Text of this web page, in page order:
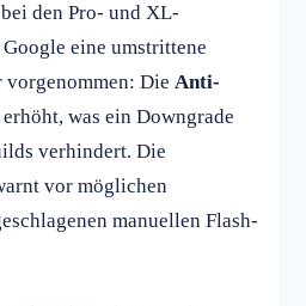
den Pro- und XL-
eine umstrittene
Die Anti-
was ein Downgrade
verhindert. Die
vor möglichen
manuellen Flash-